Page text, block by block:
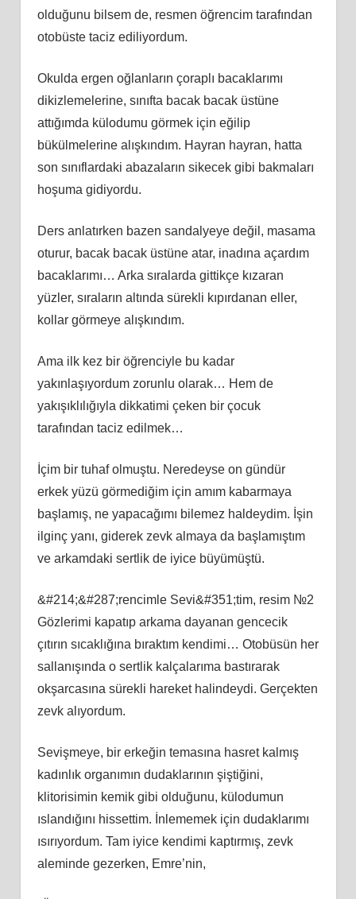
olduğunu bilsem de, resmen öğrencim tarafından
otobüste taciz ediliyordum.
Okulda ergen oğlanların çoraplı bacaklarımı
dikizlemelerine, sınıfta bacak bacak üstüne
attığımda külodumu görmek için eğilip
bükülmelerine alışkındım. Hayran hayran, hatta
son sınıflardaki abazaların sikecek gibi bakmaları
hoşuma gidiyordu.
Ders anlatırken bazen sandalyeye değil, masama
oturur, bacak bacak üstüne atar, inadına açardım
bacaklarımı… Arka sıralarda gittikçe kızaran
yüzler, sıraların altında sürekli kıpırdanan eller,
kollar görmeye alışkındım.
Ama ilk kez bir öğrenciyle bu kadar
yakınlaşıyordum zorunlu olarak… Hem de
yakışıklılığıyla dikkatimi çeken bir çocuk
tarafından taciz edilmek…
İçim bir tuhaf olmuştu. Neredeyse on gündür
erkek yüzü görmediğim için amım kabarmaya
başlamış, ne yapacağımı bilemez haldeydim. İşin
ilginç yanı, giderek zevk almaya da başlamıştım
ve arkamdaki sertlik de iyice büyümüştü.
&#214;&#287;rencimle Sevi&#351;tim, resim №2
Gözlerimi kapatıp arkama dayanan gencecik
çıtırın sıcaklığına bıraktım kendimi… Otobüsün her
sallanışında o sertlik kalçalarıma bastırarak
okşarcasına sürekli hareket halindeydi. Gerçekten
zevk alıyordum.
Sevişmeye, bir erkeğin temasına hasret kalmış
kadınlık organımın dudaklarının şiştiğini,
klitorisimin kemik gibi olduğunu, külodumun
ıslandığını hissettim. İnlememek için dudaklarımı
ısırıyordum. Tam iyice kendimi kaptırmış, zevk
aleminde gezerken, Emre’nin,